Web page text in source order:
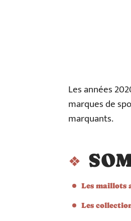
Les années
marques de
marquants.
Les maillots
Les